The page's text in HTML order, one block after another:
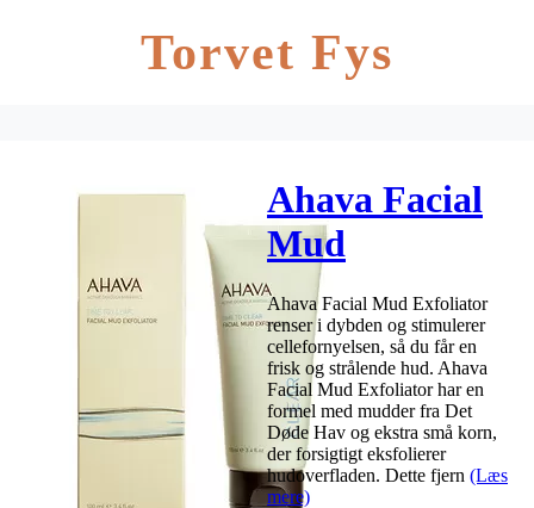
Torvet Fys
Ahava Facial
Mud
Exfoliator –
100 ml
Ahava Facial Mud Exfoliator
renser i dybden og stimulerer
cellefornyelsen, så du får en
frisk og strålende hud. Ahava
Facial Mud Exfoliator har en
formel med mudder fra Det
Døde Hav og ekstra små korn,
der forsigtigt eksfolierer
hudoverfladen. Dette fjern (Læs
mere)